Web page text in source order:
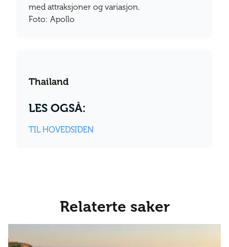
med attraksjoner og variasjon.
Foto: Apollo
Thailand
LES OGSÅ:
TIL HOVEDSIDEN
Relaterte saker